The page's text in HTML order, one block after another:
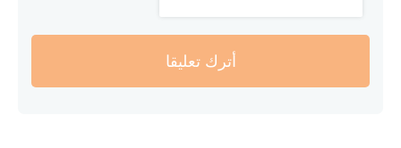
أترك تعليقا